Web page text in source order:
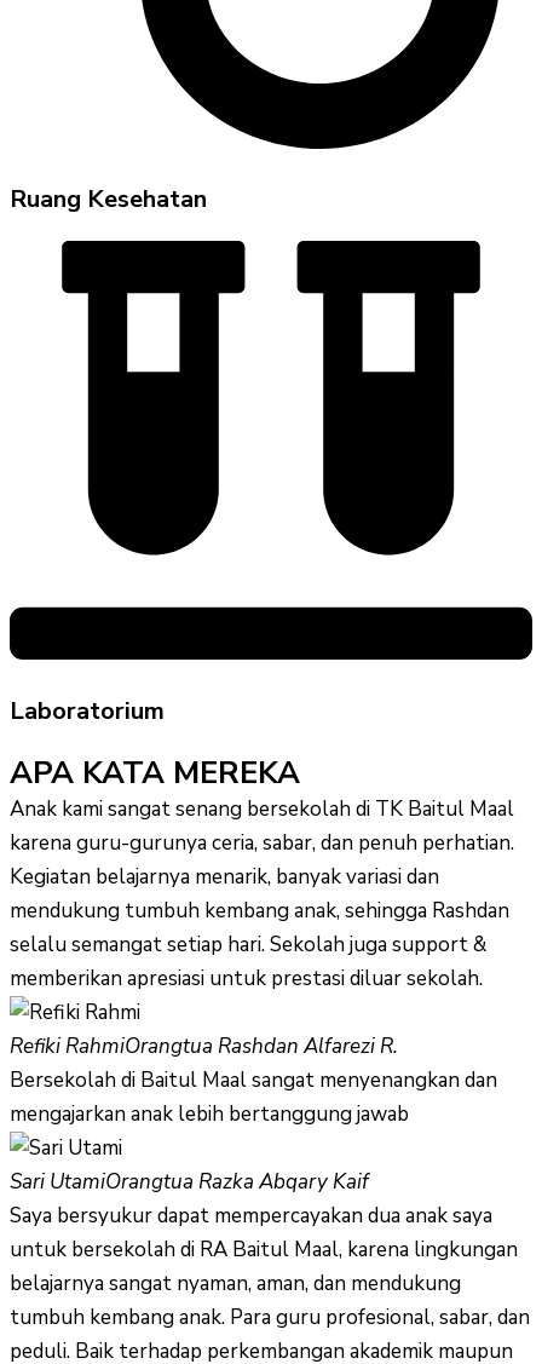
Ruang Kesehatan
Laboratorium
APA KATA MEREKA
Anak kami sangat senang bersekolah di TK Baitul Maal
karena guru-gurunya ceria, sabar, dan penuh perhatian.
Kegiatan belajarnya menarik, banyak variasi dan
mendukung tumbuh kembang anak, sehingga Rashdan
selalu semangat setiap hari. Sekolah juga support &
memberikan apresiasi untuk prestasi diluar sekolah.
Refiki RahmiOrangtua Rashdan Alfarezi R.
Bersekolah di Baitul Maal sangat menyenangkan dan
mengajarkan anak lebih bertanggung jawab
Sari UtamiOrangtua Razka Abqary Kaif
Saya bersyukur dapat mempercayakan dua anak saya
untuk bersekolah di RA Baitul Maal, karena lingkungan
belajarnya sangat nyaman, aman, dan mendukung
tumbuh kembang anak. Para guru profesional, sabar, dan
peduli. Baik terhadap perkembangan akademik maupun